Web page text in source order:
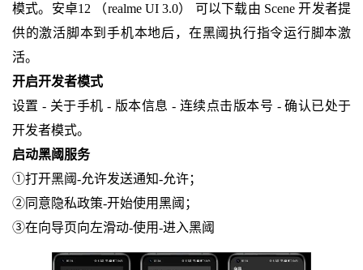
模式。安卓12 （realme UI 3.0） 可以下载由 Scene 开发者提
供的激活脚本到手机本地后，在黑阈执行指令运行脚本激
活。
开启开发者模式
设置 - 关于手机 - 版本信息 - 连续点击版本号 - 确认已处于
开发者模式。
启动黑阈服务
①打开黑阈-允许发送通知-允许；
②同意隐私政策-开始使用黑阈；
③在向导页向左滑动-使用-进入黑阈